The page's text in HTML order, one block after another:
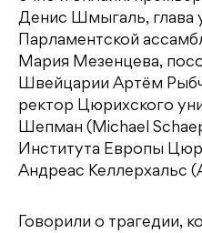
Денис Шмыгаль, глава
Парламентской
Мария Мезенцева,
Швейцарии Артём
ректор Цюрихского
Шeпман (Michael
Института Европы
Андреас Келлерхальс
Говорили о трагедии,